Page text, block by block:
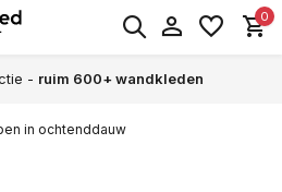
0
- ruim 600+ wandkleden
in ochtenddauw